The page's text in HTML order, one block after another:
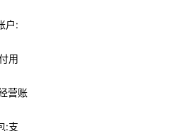
户:
用
营账
:支